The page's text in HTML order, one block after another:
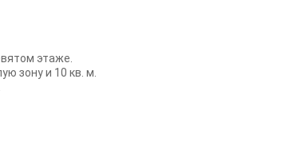
этаже.
зону и 10 кв. м.